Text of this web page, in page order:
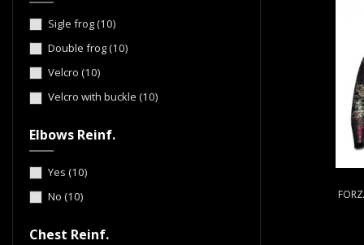
Sigle frog(10)
Double frog(10)
Velcro (10)
Velcro with buckle (10)
Elbows Reinf.
Yes (10)
No (10)
Chest Reinf.